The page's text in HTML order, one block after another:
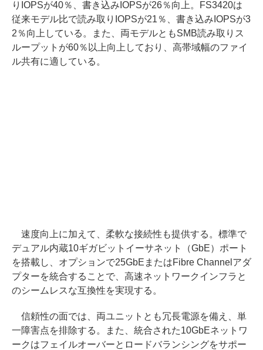
りIOPSが40％、書き込みIOPSが26％向上。FS3420は
従来モデル比で読み取りIOPSが21％、書き込みIOPSが3
2％向上している。また、両モデルともSMB読み取りス
ループットが60％以上向上しており、高帯域幅のファイ
ル共有に適している。
速度向上に加えて、柔軟な接続性も提供する。標準で
デュアル内蔵10ギガビットイーサネット（GbE）ポート
を搭載し、オプションで25GbEまたはFibre Channelアダ
プターを統合することで、高速ネットワークインフラと
のシームレスな互換性を実現する。
信頼性の面では、両ユニットとも冗長電源を備え、単
一障害点を排除する。また、統合された10GbEネットワ
ークはフェイルオーバーとロードバランシングをサポー